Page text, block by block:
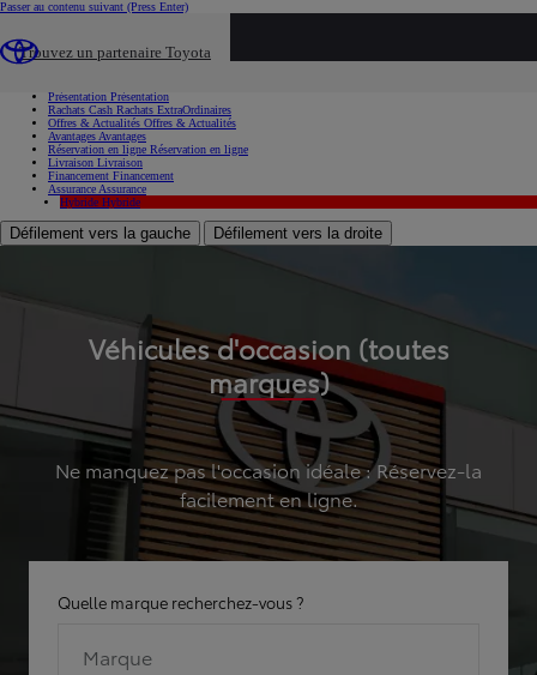
Passer au contenu suivant (Press Enter)
Trouvez un partenaire Toyota
Présentation Présentation
Rachats Cash Rachats ExtraOrdinaires
Offres & Actualités Offres & Actualités
Avantages Avantages
Réservation en ligne Réservation en ligne
Livraison Livraison
Financement Financement
Assurance Assurance
Hybride Hybride
Défilement vers la gauche Défilement vers la droite
Véhicules d'occasion (toutes
marques)
Ne manquez pas l'occasion idéale : Réservez-la
facilement en ligne.
Quelle marque recherchez-vous ?
Marque